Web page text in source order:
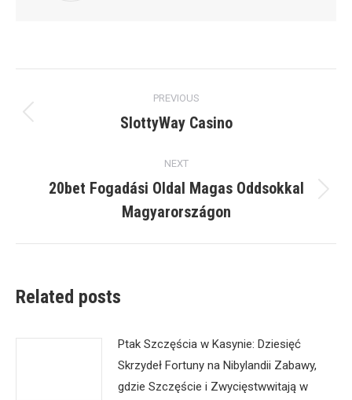
navigation
PREVIOUS
Previous
SlottyWay Casino
NEXT
Next
post:
20bet Fogadási Oldal Magas Oddsokkal
Magyarországon
Related posts
Ptak Szczęścia w Kasynie: Dziesięć
Skrzydeł Fortuny na Nibylandii Zabawy,
gdzie Szczęście i Zwycięstwwitają w